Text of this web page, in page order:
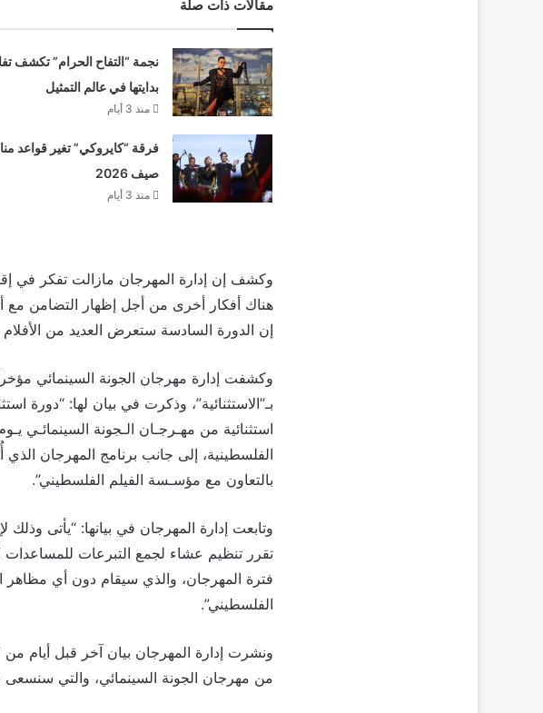
مقالات ذات صلة
نجمة “التفاح الحرام” تكشف
بدايتها في عالم التمثيل
منذ 3 أيام
فرقة “كايروكي” تغير قواعد
صيف 2026
منذ 3 أيام
وكشف إن إدارة المهرجان مازالت تفكر في
هناك أفكار أخرى من أجل إظهار التضامن
إن الدورة السادسة ستعرض العديد من الأفلام
وكشفت إدارة مهرجان الجونة السينمائي
الفلسطينية، إلى جانب برنامج المهرجان
بالتعاون مع مؤسـسة الفيلم الفلسطيني”.
وتابعت إدارة المهرجان في بيانها: “يأتى
تقرر تنظيم عشاء لجمع التبرعات للمساعدات
فترة المهرجان، والذي سيقام دون أي مظاهر
الفلسطيني”.
ونشرت إدارة المهرجان بيان آخر قبل أيام من
من مهرجان الجونة السينمائي، والتي سنسعى